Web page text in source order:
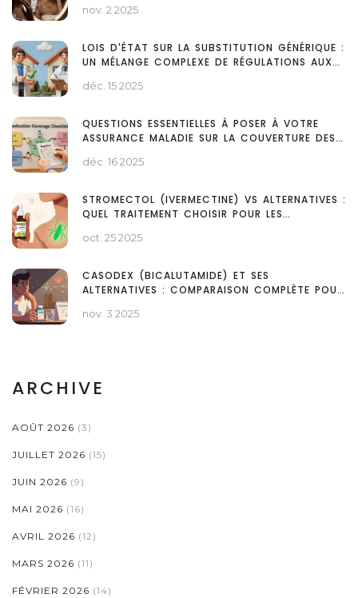
nov. 2 2025
LOIS D'ÉTAT SUR LA SUBSTITUTION GÉNÉRIQUE :
UN MÉLANGE COMPLEXE DE RÉGULATIONS AUX
déc. 15 2025
QUESTIONS ESSENTIELLES À POSER À VOTRE
ASSURANCE MALADIE SUR LA COUVERTURE DES
déc. 16 2025
STROMECTOL (IVERMECTINE) VS ALTERNATIVES :
QUEL TRAITEMENT CHOISIR POUR LES
oct. 25 2025
CASODEX (BICALUTAMIDE) ET SES
ALTERNATIVES : COMPARAISON COMPLÈTE POUR
nov. 3 2025
ARCHIVE
AOÛT 2026 (3)
JUILLET 2026 (15)
JUIN 2026 (9)
MAI 2026 (16)
AVRIL 2026 (12)
MARS 2026 (11)
FÉVRIER 2026 (14)